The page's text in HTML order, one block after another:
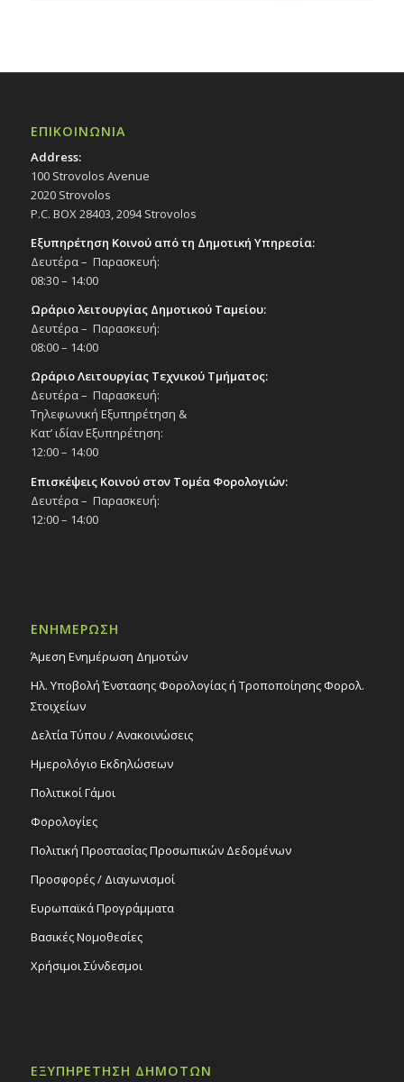
ΕΠΙΚΟΙΝΩΝΙΑ
Address:
100 Strovolos Avenue
2020 Strovolos
P.C. BOX 28403, 2094 Strovolos
Εξυπηρέτηση Κοινού από τη Δημοτική Υπηρεσία:
Δευτέρα – Παρασκευή:
08:30 – 14:00
Ωράριο λειτουργίας Δημοτικού Ταμείου:
Δευτέρα – Παρασκευή:
08:00 – 14:00
Ωράριο Λειτουργίας Τεχνικού Τμήματος:
Δευτέρα – Παρασκευή:
Τηλεφωνική Εξυπηρέτηση &
Κατ’ ιδίαν Εξυπηρέτηση:
12:00 – 14:00
Επισκέψεις Κοινού στον Τομέα Φορολογιών:
Δευτέρα – Παρασκευή:
12:00 – 14:00
ΕΝΗΜΕΡΩΣΗ
Άμεση Ενημέρωση Δημοτών
Ηλ. Υποβολή Ένστασης Φορολογίας ή Τροποποίησης Φορολ.
Στοιχείων
Δελτία Τύπου / Ανακοινώσεις
Ημερολόγιο Εκδηλώσεων
Πολιτικοί Γάμοι
Φορολογίες
Πολιτική Προστασίας Προσωπικών Δεδομένων
Προσφορές / Διαγωνισμοί
Ευρωπαϊκά Προγράμματα
Βασικές Νομοθεσίες
Χρήσιμοι Σύνδεσμοι
ΕΞΥΠΗΡΕΤΗΣΗ ΔΗΜΟΤΩΝ